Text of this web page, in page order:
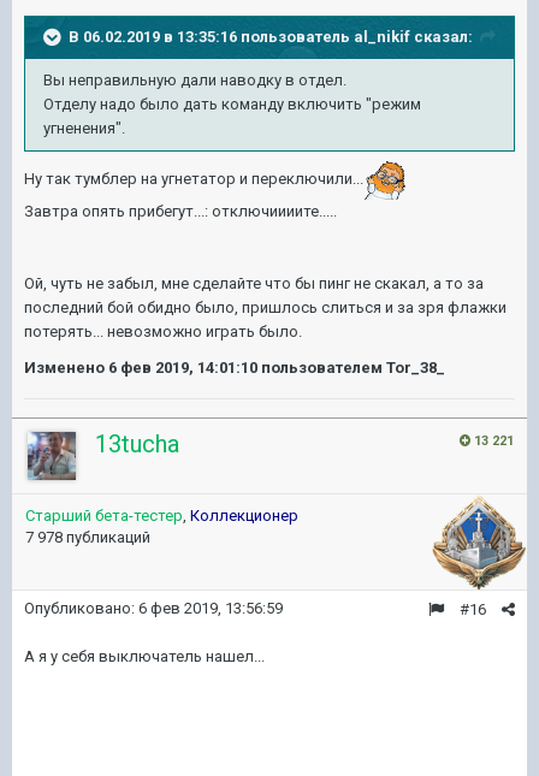
В 06.02.2019 в 13:35:16 пользователь al_nikif сказал:
Вы неправильную дали наводку в отдел.
Отделу надо было дать команду включить "режим
угненения".
Ну так тумблер на угнетатор и переключили...
Завтра опять прибегут...: отключиииите.....
Ой, чуть не забыл, мне сделайте что бы пинг не скакал, а то за
последний бой обидно было, пришлось слиться и за зря флажки
потерять... невозможно играть было.
Изменено 6 фев 2019, 14:01:10 пользователем Tor_38_
13 221
13tucha
Старший бета-тестер, Коллекционер
7 978 публикаций
#16
Опубликовано: 6 фев 2019, 13:56:59
А я у себя выключатель нашел...